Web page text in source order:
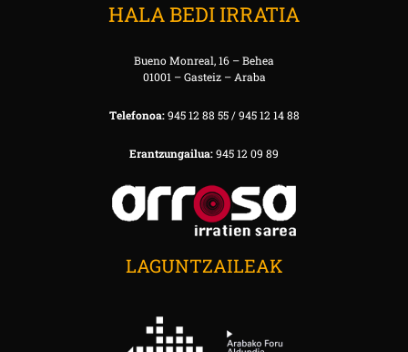
HALA BEDI IRRATIA
Bueno Monreal, 16 – Behea
01001 – Gasteiz – Araba
Telefonoa:945 12 88 55 / 945 12 14 88
Erantzungailua:945 12 09 89
LAGUNTZAILEAK